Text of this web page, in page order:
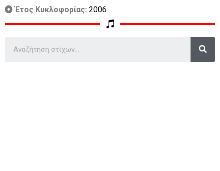
Έτος Κυκλοφορίας: 2006